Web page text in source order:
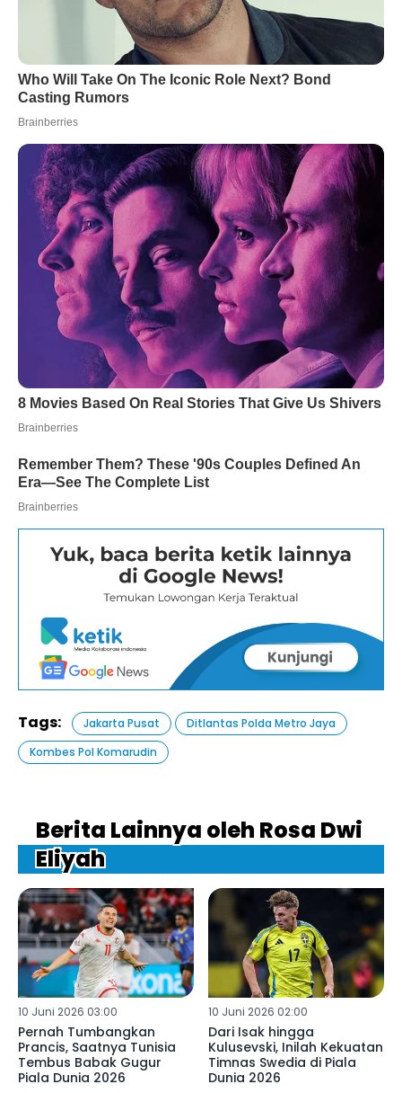
Tags: Jakarta Pusat
Ditlantas Polda Metro Jaya
Kombes Pol Komarudin
Berita Lainnya oleh Rosa Dwi
Eliyah
10 Juni 2026 03:00
Pernah Tumbangkan
Prancis, Saatnya Tunisia
Tembus Babak Gugur
Piala Dunia 2026
10 Juni 2026 02:00
Dari Isak hingga
Kulusevski, Inilah Kekuatan
Timnas Swedia di Piala
Dunia 2026